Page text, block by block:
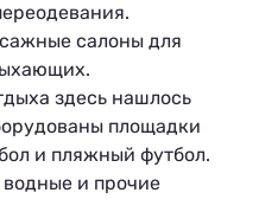
салоны для
здесь нашлось
площадки
и пляжный футбол.
водные и прочие